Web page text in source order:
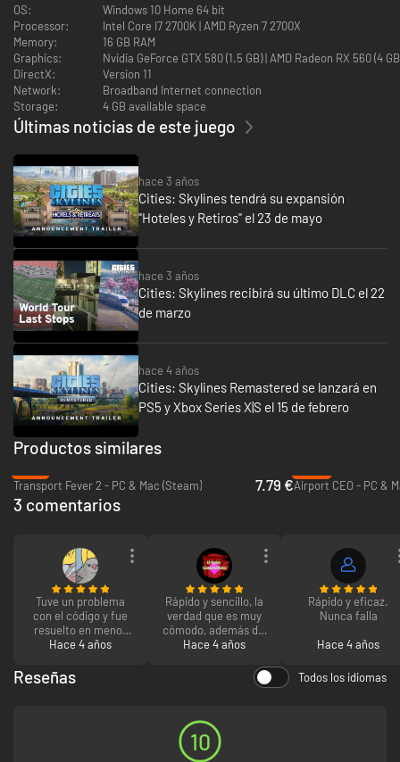
haciendo coincidir sus estilos y proporciona servicios que contribuyan a
aumentar la Felicidad media (uno de los parámetros más importantes de
una zona peatonal con éxito).
OS:
Windows 10 Home 64 bit
Processor:
Intel Core I7 2700K | AMD Ryzen 7 2700X
Memory:
16 GB RAM
Graphics:
Nvidia GeForce GTX 580 (1.5 GB) | AMD Radeon RX 560 (4
DirectX:
Version 11
Network:
Broadband Internet connection
Storage:
4 GB available space
Últimas noticias de este juego
hace 3 años
Cities: Skylines tendrá su expansión
"Hoteles y Retiros" el 23 de mayo
hace 3 años
Cities: Skylines recibirá su último DLC el 22
de marzo
hace 4 años
Cities: Skylines Remastered se lanzará en
PS5 y Xbox Series X|S el 15 de febrero
Productos similares
Transport Fever 2 - PC & Mac (Steam)
7.79 €Airport CEO - PC &
3 comentarios
Tuve un problema
con el código y fue
resuelto en menos
de 10 minutos.
Hace 4 años
Rápido y sencillo, la
verdad que es muy
cómodo, además del
precio más
Hace 4 años
Rápido y eficaz.
Nunca falla
Hace 4 años
Reseñas Todos los idiomas
10